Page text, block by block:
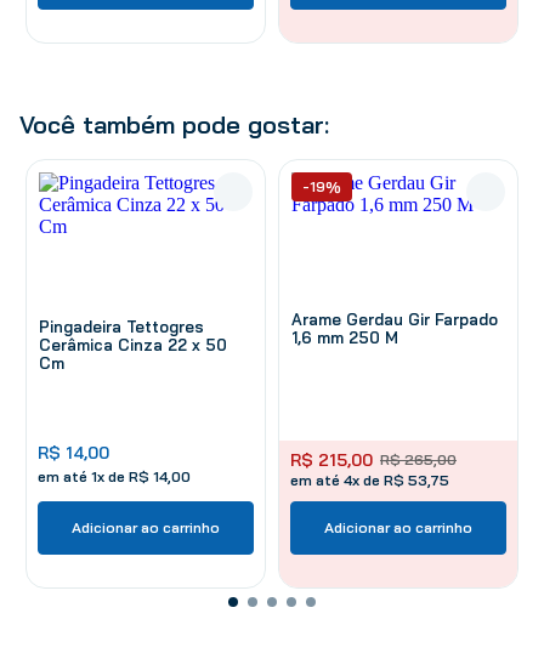
Você também pode gostar:
Pingadeira Tettogres
Cerâmica Cinza 22 x 50
Cm
R$ 14,00
em até 1x de R$ 14,00
Adicionar ao carrinho
Arame Gerdau Gir Farpado
1,6 mm 250 M
R$ 265,00
R$ 215,00
em até 4x de R$ 53,75
-19%
Adicionar ao carrinho